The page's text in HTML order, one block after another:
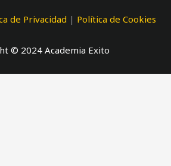
de Privacidad | Política de Cookies
© 2024 Academia Exito